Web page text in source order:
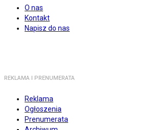
O nas
Kontakt
Napisz do nas
REKLAMA I PRENUMERATA
Reklama
Ogłoszenia
Prenumerata